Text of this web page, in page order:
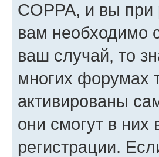
COPPA, и вы при
вам необходимо
ваш случай, то
многих форумах
активированы
они смогут в
регистрации.